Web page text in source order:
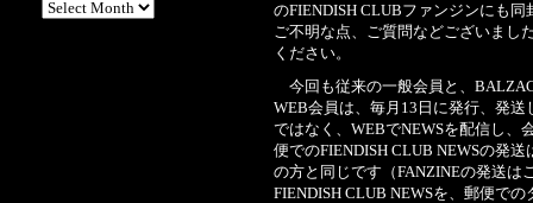
のFIENDISH CLUBファンジンにも同
ご不明な点、ご質問などございまし
ください。
今回も従来の一般会員と、
WEB会員は、毎月13日に発行、発送
ではなく、WEBでNEWSを配信し、
便でのFIENDISH CLUB NEWSの発
の方と同じです（FANZINEの発送は
FIENDISH CLUB NEWSを、郵便で